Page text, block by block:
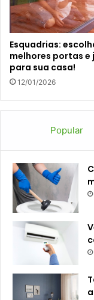
Esquadrias:
melhores portas e
para sua casa!
12/01/2026
Popular